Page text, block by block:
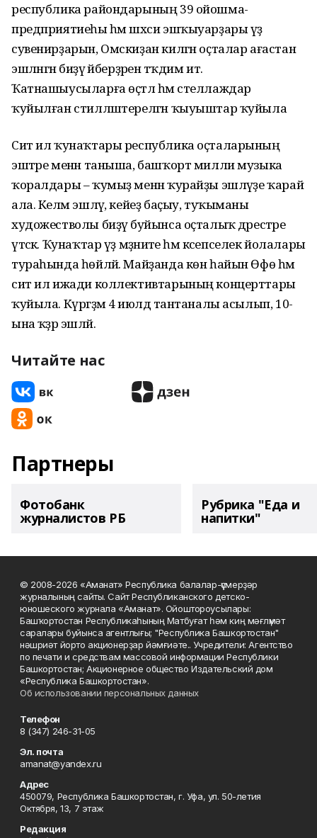
республика райондарының 39 ойошма-
предприятиеһы һәм шәхси эшҡыуарҙары үҙ
сувенирҙарын, Омскиҙан килгән оҫталар ағастан
эшләнгән биҙәү әйберҙәрен тәҡдим итә.
Ҡатнашыусыларға өҫтәл һәм стеллаждар
ҡуйылған стилләштерелгән ҡыуыштар ҡуйыла
Сит ил ҡунаҡтары республика оҫталарының
эштәре менән таныша, башҡорт милли музыка
ҡоралдары – ҡумыҙ менән ҡурайҙы эшләүҙе ҡарай
ала. Келәм эшләү, кейеҙ баҫыу, туҡыманы
художестволы биҙәү буйынса оҫталыҡ дәрестәре
үтәсәк. Ҡунаҡтар үҙ мәҙәниәте һәм кәсепселек йолалары
тураһында һөйләй. Майҙанда көн һайын Өфө һәм
сит ил ижади коллективтарының концерттары
ҡуйыла. Күргәҙмә 4 июлдә тантаналы асылып, 10-
ына ҡәҙәр эшләй.
Читайте нас
Партнеры
Фотобанк
журналистов РБ
Рубрика "Еда и
напитки"
© 2008-2026 «Аманат» Республика балалар-үҫмерҙәр
журналының сайты. Сайт Республиканского детско-
юношеского журнала «Аманат». Ойоштороусылары:
Башҡортостан Республикаһының Матбуғат һәм киң мәғлүмәт
саралары буйынса агентлығы; "Республика Башкортостан"
нәшриәт йорто акционерҙар йәмғиәте.. Учредители: Агентство
по печати и средствам массовой информации Республики
Башкортостан; Акционерное общество Издательский дом
«Республика Башкортостан».
Об использовании персональных данных
Телефон
8 (347) 246-31-05
Эл. почта
amanat@yandex.ru
Адрес
450079, Республика Башкортостан, г. Уфа, ул. 50-летия
Октября, 13, 7 этаж
Редакция